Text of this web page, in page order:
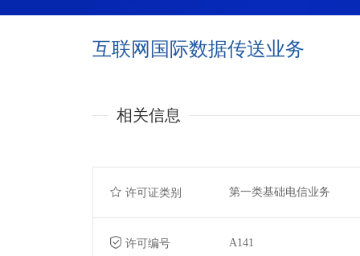
互联网国际数据传送业务
相关信息
许可证类别 第一类基础电信业务
许可编号 A141